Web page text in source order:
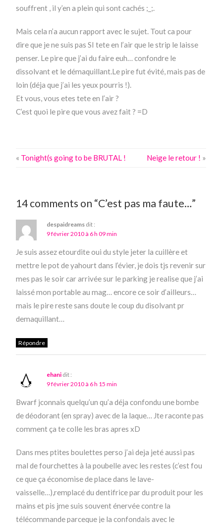
souffrent , il y’en a plein qui sont cachés ;_;.
Mais cela n’a aucun rapport avec le sujet. Tout ca pour
dire que je ne suis pas SI tete en l’air que le strip le laisse
penser. Le pire que j’ai du faire euh… confondre le
dissolvant et le démaquillant.Le pire fut évité, mais pas de
loin (déja que j’ai les yeux pourris !).
Et vous, vous etes tete en l’air ?
C’est quoi le pire que vous avez fait ? =D
« Tonight(s going to be BRUTAL ! Neige le retour ! »
14 comments on “C’est pas ma faute…”
despaidreams dit :
9 février 2010 à 6 h 09 min
Je suis assez etourdite oui du style jeter la cuillère et
mettre le pot de yahourt dans l’évier, je dois tjs revenir sur
mes pas le soir car arrivée sur le parking je realise que j’ai
laissé mon portable au mag… encore ce soir d’ailleurs…
mais le pire reste sans doute le coup du disolvant pr
demaquillant…
Répondre
ehani dit :
9 février 2010 à 6 h 15 min
Bwarf jconnais quelqu’un qu’a déja confondu une bombe
de déodorant (en spray) avec de la laque… Jte raconte pas
comment ça te colle les bras apres xD
Dans mes ptites boulettes perso j’ai deja jeté aussi pas
mal de fourchettes à la poubelle avec les restes (c’est fou
ce que ça économise de place dans le lave-
vaisselle…),remplacé du dentifrice par du produit pour les
mains et pis jme suis souvent énervée contre la
télécommande parceque je la confondais avec le